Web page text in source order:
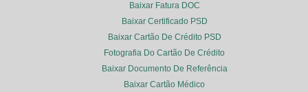
Baixar Fatura DOC
Baixar Certificado PSD
Baixar Cartão De Crédito PSD
Fotografia Do Cartão De Crédito
Baixar Documento De Referência
Baixar Cartão Médico